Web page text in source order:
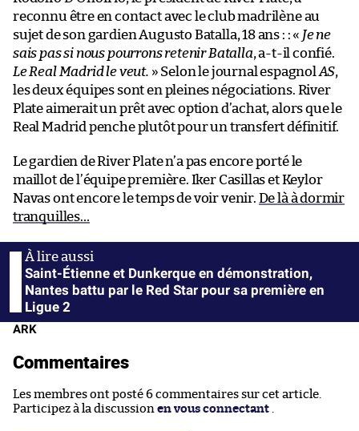
reconnu être en contact avec le club madrilène au
sujet de son gardien Augusto Batalla, 18 ans : : « Je ne
sais pas si nous pourrons retenir Batalla, a-t-il confié.
Le Real Madrid le veut. » Selon le journal espagnol AS,
les deux équipes sont en pleines négociations. River
Plate aimerait un prêt avec option d’achat, alors que le
Real Madrid penche plutôt pour un transfert définitif.
Le gardien de River Plate n’a pas encore porté le
maillot de l’équipe première. Iker Casillas et Keylor
Navas ont encore le temps de voir venir. De là à dormir
tranquilles…
Saint-Étienne et Dunkerque en démonstration,
Nantes battu par le Red Star pour sa première en
Ligue 2
ARK
Commentaires
Les membres ont posté 6 commentaires sur cet article.
Participez à la discussion en vous connectant .